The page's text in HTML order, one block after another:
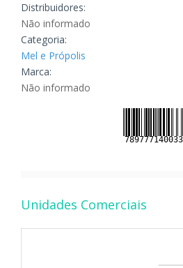
Distribuidores:
Não informado
Categoria:
Mel e Própolis
Marca:
Não informado
Unidades Comerciais